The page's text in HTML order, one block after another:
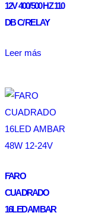
12V 400/500 HZ 110
DB C/ RELAY
Leer más
FARO
CUADRADO
16LED AMBAR